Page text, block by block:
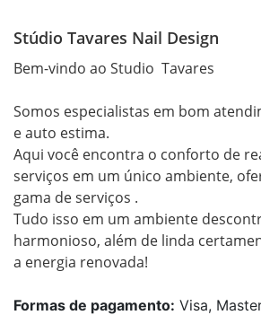
Stúdio Tavares Nail Design
Bem-vindo ao Studio  Tavares
Somos especialistas em bom
e auto estima.
Aqui você encontra o conforto de
serviços em um único ambiente,
gama de serviços .
Tudo isso em um ambiente
harmonioso, além de linda
a energia renovada!
Formas de pagamento: Visa,